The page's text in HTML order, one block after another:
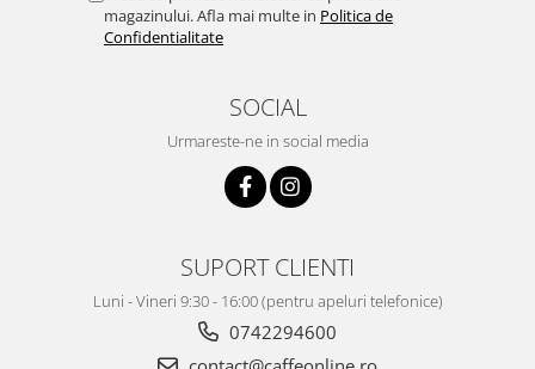
magazinului. Afla mai multe in Politica de
Confidentialitate
SOCIAL
Urmareste-ne in social media
SUPORT CLIENTI
Luni - Vineri 9:30 - 16:00 (pentru apeluri telefonice)
0742294600